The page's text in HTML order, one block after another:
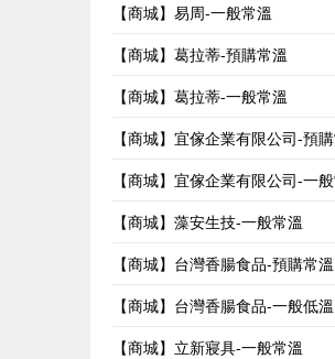
【商城】易周-一般常溫
【商城】葛拉蒂-預購常溫
【商城】葛拉蒂-一般常溫
【商城】宜傢企業有限公司-預
【商城】宜傢企業有限公司-一
【商城】藻安生技-一般常溫
【商城】台灣香腸食品-預購常溫
【商城】台灣香腸食品-一般低溫
【商城】立新寢具-一般常溫